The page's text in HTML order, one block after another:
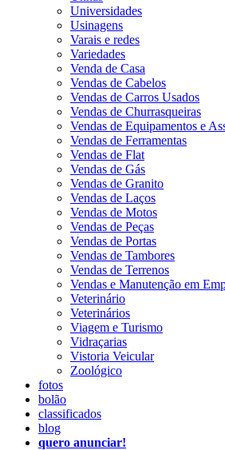
Universidades
Usinagens
Varais e redes
Variedades
Venda de Casa
Vendas de Cabelos
Vendas de Carros Usados
Vendas de Churrasqueiras
Vendas de Equipamentos e
Vendas de Ferramentas
Vendas de Flat
Vendas de Gás
Vendas de Granito
Vendas de Laços
Vendas de Motos
Vendas de Peças
Vendas de Portas
Vendas de Tambores
Vendas de Terrenos
Vendas e Manutenção em
Veterinário
Veterinários
Viagem e Turismo
Vidraçarias
Vistoria Veicular
Zoológico
fotos
bolão
classificados
blog
quero anunciar!